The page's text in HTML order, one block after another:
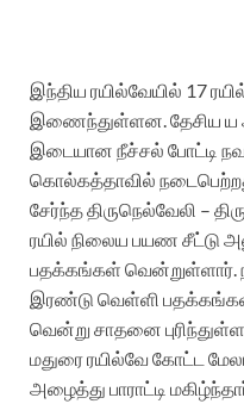
இந்திய ரயில்வேயில் 17
இணைந்துள்ளன. தேசிய ய
இடையான நீச்சல் போட்டி
கொல்கத்தாவில்
சேர்ந்த திருநெல்வேலி –
ரயில் நிலைய பயண சீட்டு
பதக்கங்கள் வென்றுள்ளார்.
இரண்டு வெள்ளி
வென்று சாதனை
மதுரை ரயில்வே கோட்ட
அழைத்து பாராட்டி